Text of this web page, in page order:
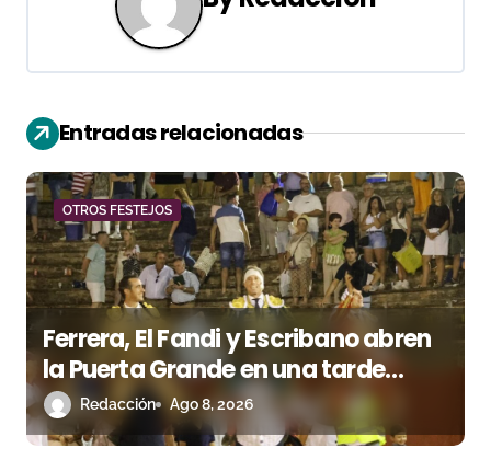
i
ó
n
d
e
e
n
t
r
Entradas relacionadas
OTROS FESTEJOS
Ferrera, El Fandi y Escribano abren
la Puerta Grande en una tarde
triunfal en Azuaga
Redacción Ago 8, 2026